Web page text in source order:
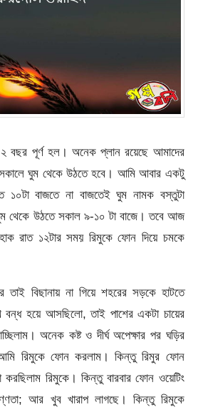
বছর পূর্ণ হল। অনেক প্লান রয়েছে আমাদের
ঘুম থেকে উঠতে হবে। আমি আবার একটু
১০টা বাজতে না বাজতেই ঘুম নামক বস্তুটা
থেকে উঠতে সকাল ৯-১০ টা বাজে। তবে আজ
রাত ১২টার সময় রিমুকে ফোন দিয়ে চমকে
তাই বিছানায় না গিয়ে শহরের সড়কে হাটতে
হয়ে আসছিলো, তাই পাশের একটা চায়ের
অনেক কষ্ট ও দীর্ঘ অপেক্ষার পর ঘড়ির
রিমুকে ফোন করলাম। কিন্তু রিমুর ফোন
করছিলাম রিমুকে। কিন্তু বারবার ফোন ওয়েটিং
আর খুব খারাপ লাগছে। কিন্তু রিমুকে